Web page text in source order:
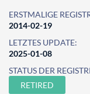
ERSTMALIGE
2014-02-19
LETZTES UPDATE:
2025-01-08
STATUS DER
RETIRED